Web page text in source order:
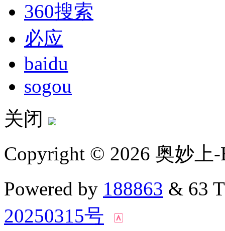
360搜索
必应
baidu
sogou
关闭
Copyright © 2026 奥妙上
Powered by 188863 & 63
20250315号